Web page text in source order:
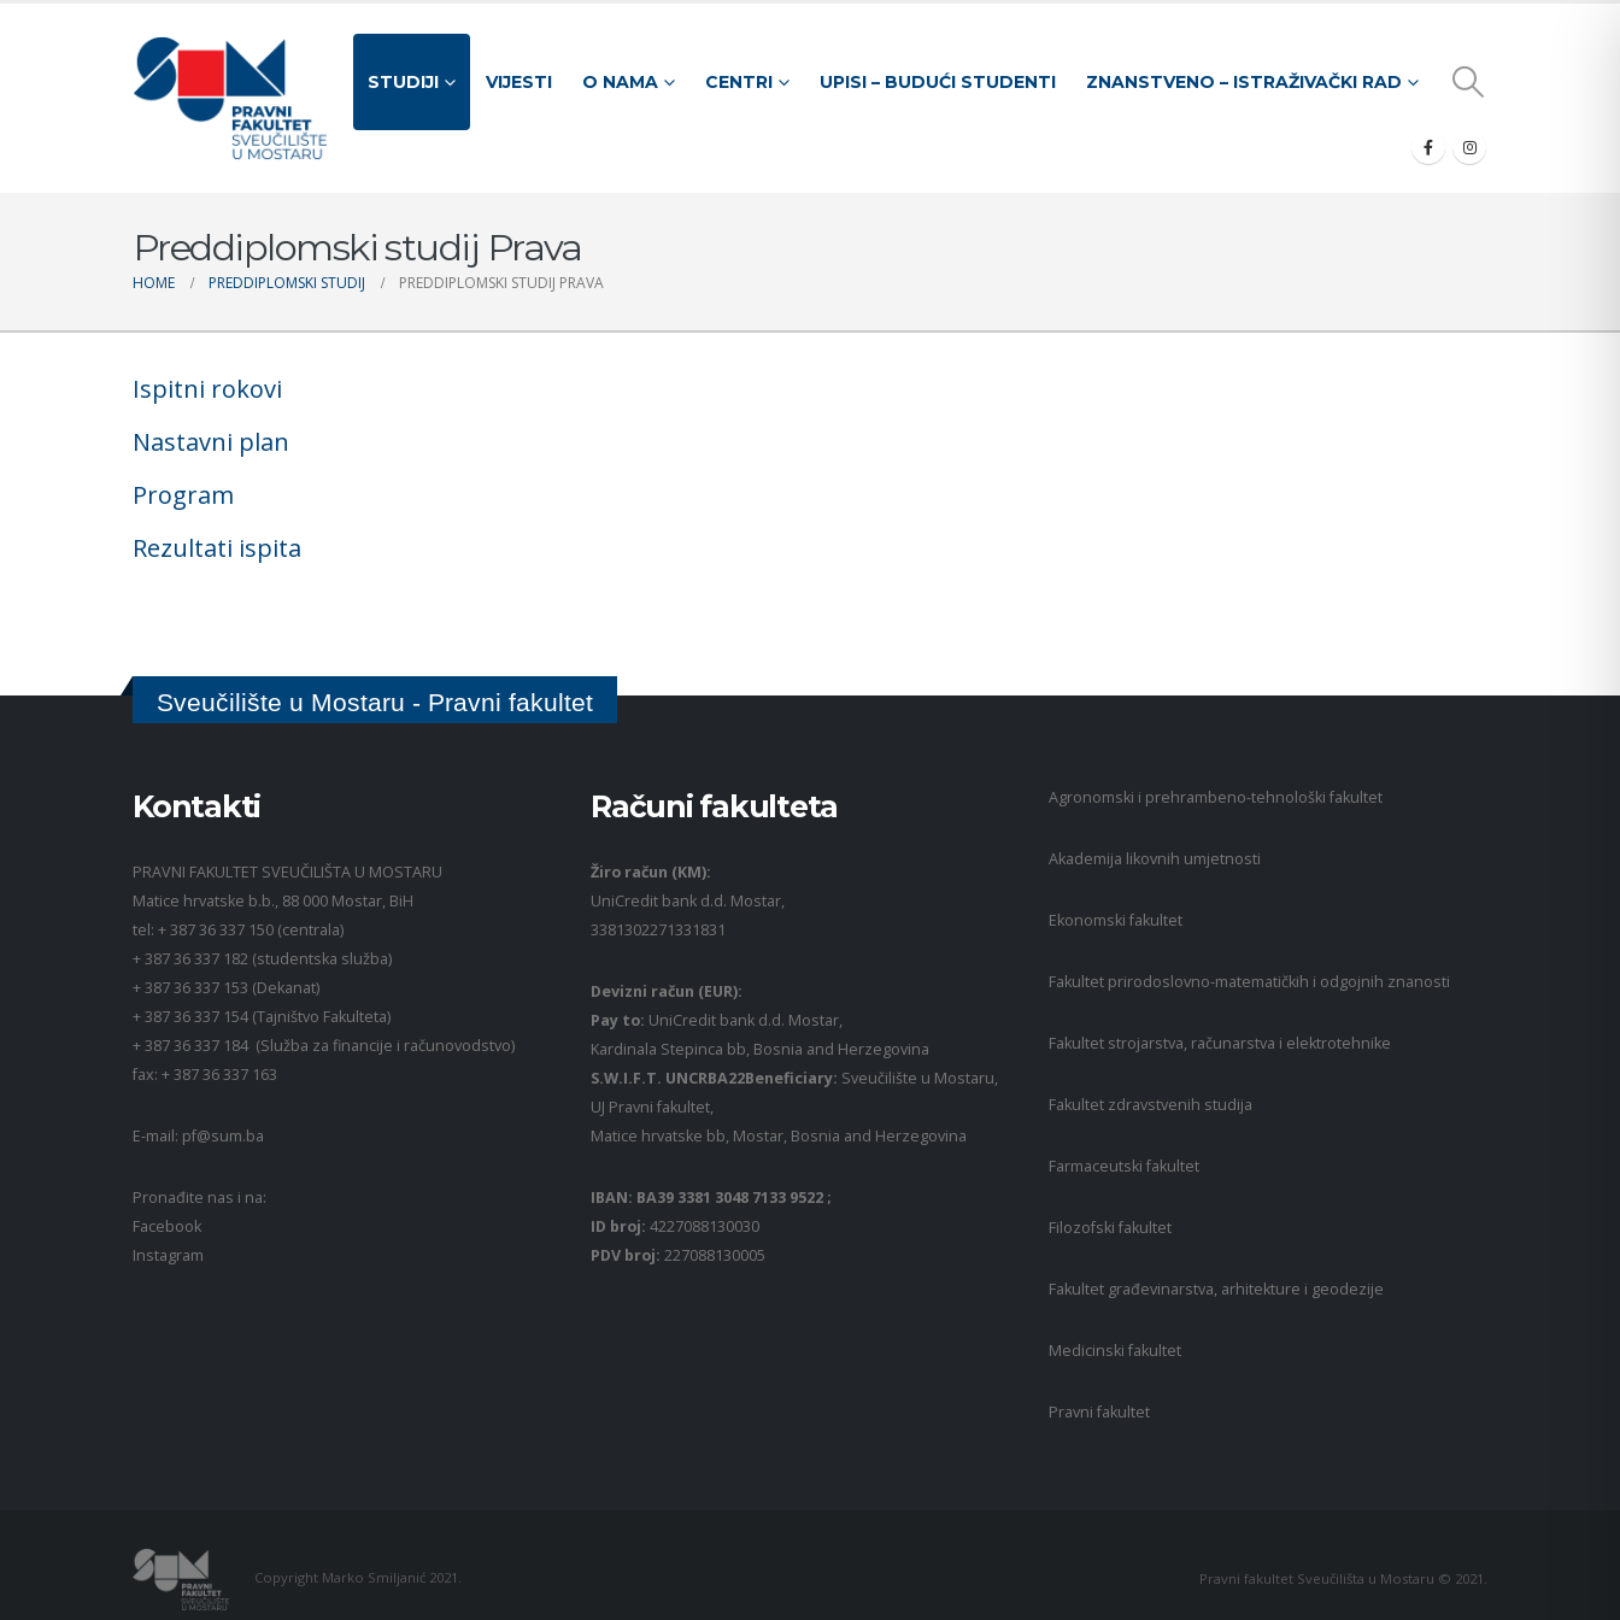
STUDIJI VIJESTI O NAMA CENTRI UPISI – BUDUĆI STUDENTI ZNANSTVENO – ISTRAŽIVAČKI RAD
Preddiplomski studij Prava
HOME PREDDIPLOMSKI STUDIJ PREDDIPLOMSKI STUDIJ PRAVA
Ispitni rokovi
Nastavni plan
Program
Rezultati ispita
Sveučilište u Mostaru - Pravni fakultet
Kontakti
PRAVNI FAKULTET SVEUČILIŠTA U MOSTARU
Matice hrvatske b.b., 88 000 Mostar, BiH
tel: + 387 36 337 150 (centrala)
+ 387 36 337 182 (studentska služba)
+ 387 36 337 153 (Dekanat)
+ 387 36 337 154 (Tajništvo Fakulteta)
+ 387 36 337 184 (Služba za financije i računovodstvo)
fax: + 387 36 337 163
E-mail: pf@sum.ba
Pronađite nas i na:
Facebook
Instagram
Računi fakulteta
Žiro račun (KM):
UniCredit bank d.d. Mostar,
3381302271331831
Devizni račun (EUR):
Pay to: UniCredit bank d.d. Mostar,
Kardinala Stepinca bb, Bosnia and Herzegovina
S.W.I.F.T. UNCRBA22Beneficiary: Sveučilište u Mostaru,
UJ Pravni fakultet,
Matice hrvatske bb, Mostar, Bosnia and Herzegovina
IBAN: BA39 3381 3048 7133 9522 ;
ID broj: 4227088130030
PDV broj: 227088130005
Agronomski i prehrambeno-tehnološki fakultet
Akademija likovnih umjetnosti
Ekonomski fakultet
Fakultet prirodoslovno-matematičkih i odgojnih znanosti
Fakultet strojarstva, računarstva i elektrotehnike
Fakultet zdravstvenih studija
Farmaceutski fakultet
Filozofski fakultet
Fakultet građevinarstva, arhitekture i geodezije
Medicinski fakultet
Pravni fakultet
Copyright Marko Smiljanić 2021. Pravni fakultet Sveučilišta u Mostaru © 2021.